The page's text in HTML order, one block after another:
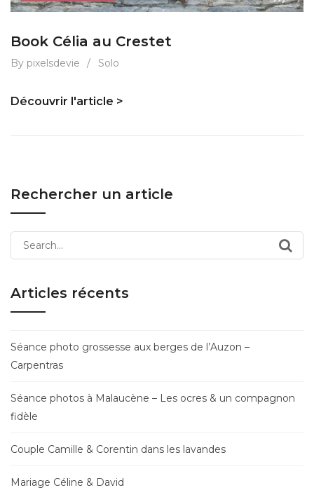
Book Célia au Crestet
By pixelsdevie / Solo
Découvrir l'article >
Rechercher un article
Search
for:
Articles récents
Séance photo grossesse aux berges de l’Auzon –
Carpentras
Séance photos à Malaucène – Les ocres & un compagnon
fidèle
Couple Camille & Corentin dans les lavandes
Mariage Céline & David